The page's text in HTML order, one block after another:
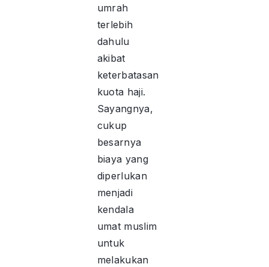
umrah
terlebih
dahulu
akibat
keterbatasan
kuota haji.
Sayangnya,
cukup
besarnya
biaya yang
diperlukan
menjadi
kendala
umat muslim
untuk
melakukan